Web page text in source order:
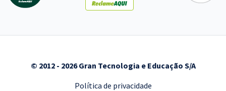
© 2012 - 2026 Gran Tecnologia e Educação S/A
Política de privacidade